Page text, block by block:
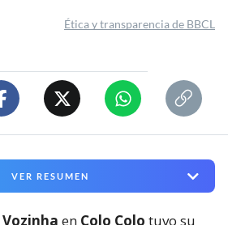
Ética y transparencia de BBCL
VER RESUMEN
Vozinha en Colo Colo tuvo su